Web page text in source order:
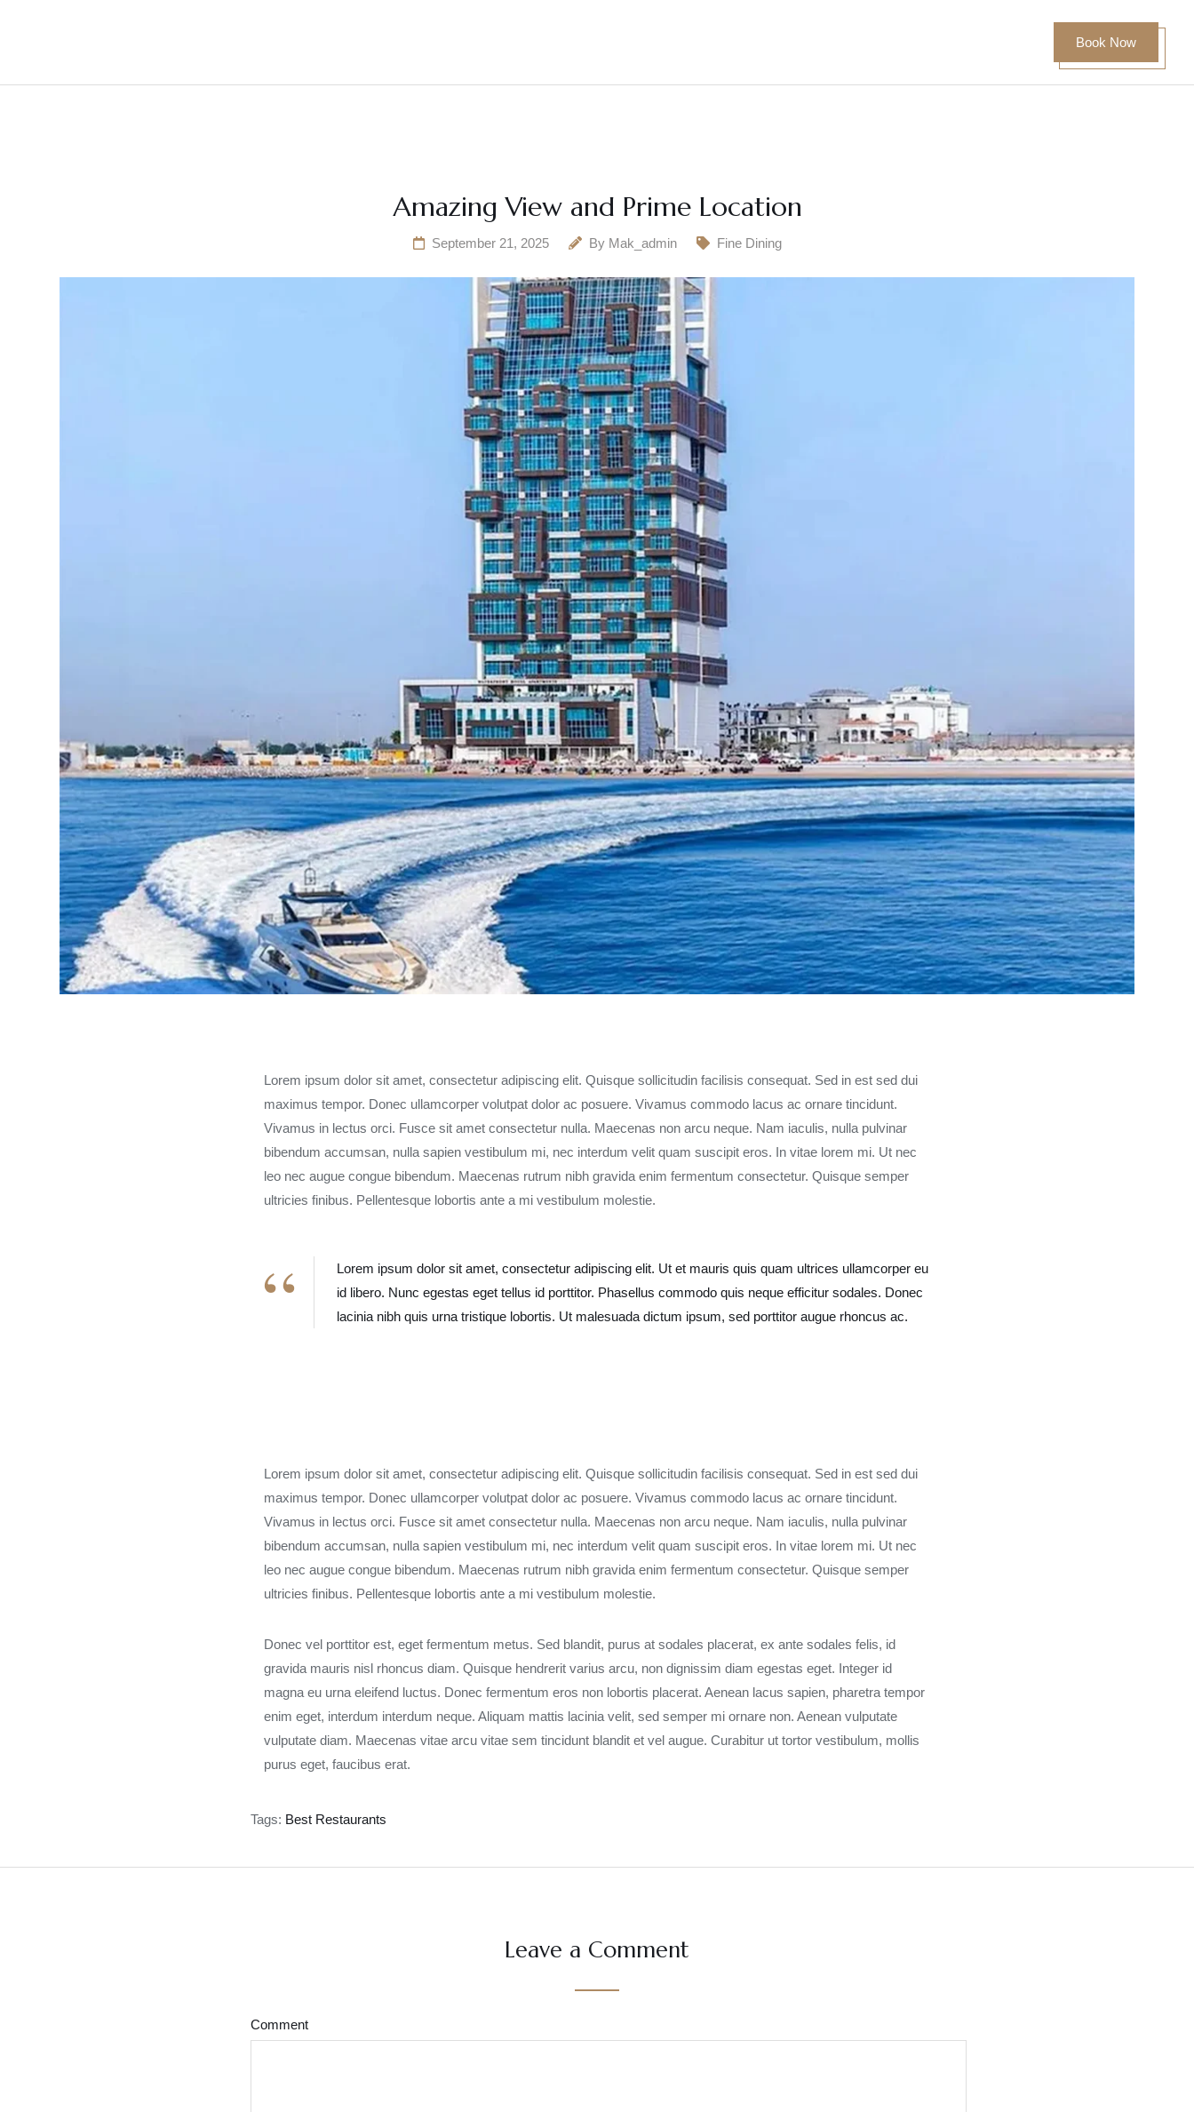
Book Now
Amazing View and Prime Location
September 21, 2025 By Mak_admin Fine Dining
Lorem ipsum dolor sit amet, consectetur adipiscing elit. Quisque sollicitudin facilisis consequat. Sed in est sed dui
maximus tempor. Donec ullamcorper volutpat dolor ac posuere. Vivamus commodo lacus ac ornare tincidunt.
Vivamus in lectus orci. Fusce sit amet consectetur nulla. Maecenas non arcu neque. Nam iaculis, nulla pulvinar
bibendum accumsan, nulla sapien vestibulum mi, nec interdum velit quam suscipit eros. In vitae lorem mi. Ut nec
leo nec augue congue bibendum. Maecenas rutrum nibh gravida enim fermentum consectetur. Quisque semper
ultricies finibus. Pellentesque lobortis ante a mi vestibulum molestie.
Lorem ipsum dolor sit amet, consectetur adipiscing elit. Ut et mauris quis quam ultrices ullamcorper eu
id libero. Nunc egestas eget tellus id porttitor. Phasellus commodo quis neque efficitur sodales. Donec
lacinia nibh quis urna tristique lobortis. Ut malesuada dictum ipsum, sed porttitor augue rhoncus ac.
Lorem ipsum dolor sit amet, consectetur adipiscing elit. Quisque sollicitudin facilisis consequat. Sed in est sed dui
maximus tempor. Donec ullamcorper volutpat dolor ac posuere. Vivamus commodo lacus ac ornare tincidunt.
Vivamus in lectus orci. Fusce sit amet consectetur nulla. Maecenas non arcu neque. Nam iaculis, nulla pulvinar
bibendum accumsan, nulla sapien vestibulum mi, nec interdum velit quam suscipit eros. In vitae lorem mi. Ut nec
leo nec augue congue bibendum. Maecenas rutrum nibh gravida enim fermentum consectetur. Quisque semper
ultricies finibus. Pellentesque lobortis ante a mi vestibulum molestie.
Donec vel porttitor est, eget fermentum metus. Sed blandit, purus at sodales placerat, ex ante sodales felis, id
gravida mauris nisl rhoncus diam. Quisque hendrerit varius arcu, non dignissim diam egestas eget. Integer id
magna eu urna eleifend luctus. Donec fermentum eros non lobortis placerat. Aenean lacus sapien, pharetra tempor
enim eget, interdum interdum neque. Aliquam mattis lacinia velit, sed semper mi ornare non. Aenean vulputate
vulputate diam. Maecenas vitae arcu vitae sem tincidunt blandit et vel augue. Curabitur ut tortor vestibulum, mollis
purus eget, faucibus erat.
Tags: Best Restaurants
Leave a Comment
Comment